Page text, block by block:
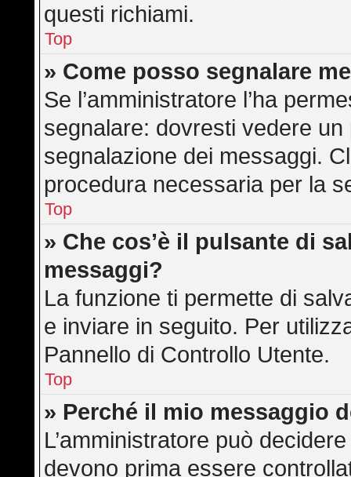
questi richiami.
Top
» Come posso segnalare
Se l’amministratore l’ha
segnalare: dovresti vedere
segnalazione dei messaggi.
procedura necessaria per la
Top
» Che cos’è il pulsante di
messaggi?
La funzione ti permette di
e inviare in seguito. Per
Pannello di Controllo Utente.
Top
» Perché il mio messaggio
L’amministratore può
devono prima essere